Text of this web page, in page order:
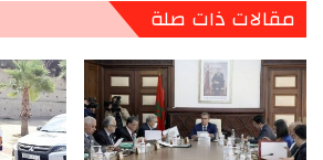
مقالات ذات صلة